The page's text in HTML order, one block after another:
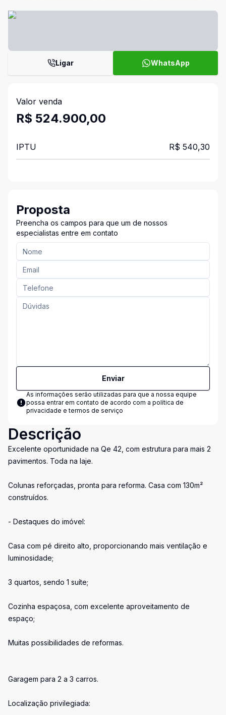
Ligar WhatsApp
Valor venda
R$ 524.900,00
IPTU R$ 540,30
Proposta
Preencha os campos para que um de nossos
especialistas entre em contato
Enviar
As informações serão utilizadas para que a nossa equipe
possa entrar em contato de acordo com a política de
privacidade e termos de serviço
Descrição
Excelente oportunidade na Qe 42, com estrutura para mais 2
pavimentos. Toda na laje.
Colunas reforçadas, pronta para reforma. Casa com 130m²
construídos.
- Destaques do imóvel:
Casa com pé direito alto, proporcionando mais ventilação e
luminosidade;
3 quartos, sendo 1 suíte;
Cozinha espaçosa, com excelente aproveitamento de
espaço;
Muitas possibilidades de reformas.
Garagem para 2 a 3 carros.
Localização privilegiada: